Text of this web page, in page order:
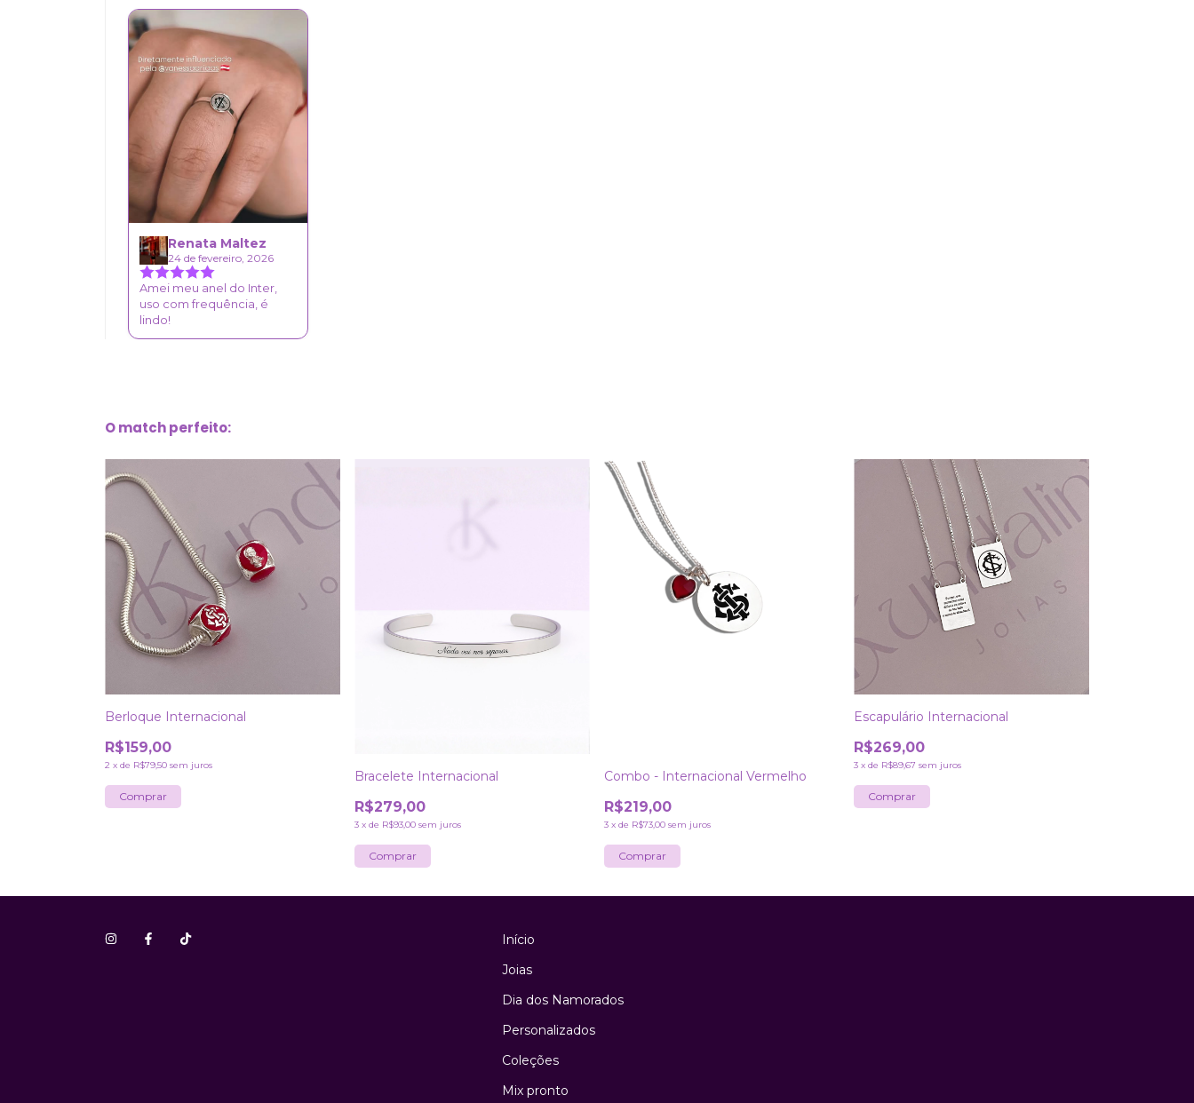
Renata Maltez
24 de fevereiro, 2026
Amei meu anel do Inter,
uso com frequência, é
lindo!
O match perfeito:
Berloque Internacional
R$159,00
2 x de R$79,50 sem juros
Bracelete Internacional
R$279,00
3 x de R$93,00 sem juros
Comprar
Combo - Internacional Vermelho
R$219,00
3 x de R$73,00 sem juros
Escapulário Internacional
R$269,00
3 x de R$89,67 sem juros
Início
Joias
Dia dos Namorados
Personalizados
Coleções
Mix pronto